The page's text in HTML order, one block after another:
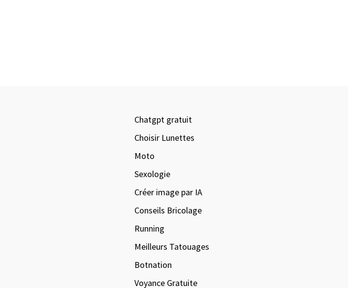
Chatgpt gratuit
Choisir Lunettes
Moto
Sexologie
Créer image par IA
Conseils Bricolage
Running
Meilleurs Tatouages
Botnation
Voyance Gratuite